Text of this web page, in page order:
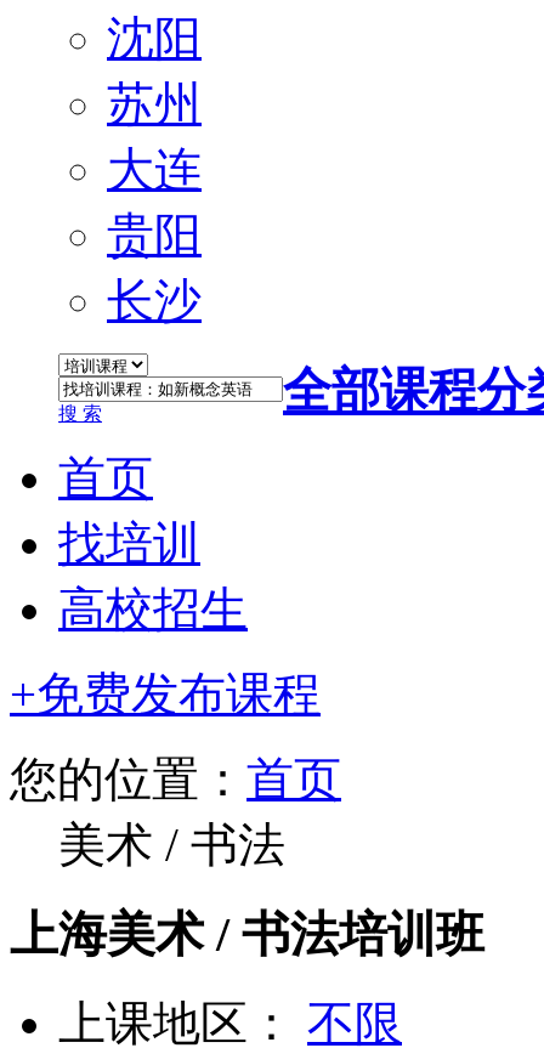
沈阳
苏州
大连
贵阳
长沙
搜 索 全部课程分
首页
找培训
高校招生
+免费发布课程
您的位置： 首页
美术 / 书法
上海美术 / 书法培训班
上课地区： 不限